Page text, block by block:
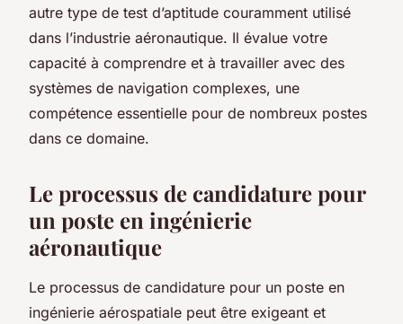
autre type de test d’aptitude couramment utilisé
dans l’industrie aéronautique. Il évalue votre
capacité à comprendre et à travailler avec des
systèmes de navigation complexes, une
compétence essentielle pour de nombreux postes
dans ce domaine.
Le processus de candidature pour
un poste en ingénierie
aéronautique
Le processus de candidature pour un poste en
ingénierie aérospatiale peut être exigeant et